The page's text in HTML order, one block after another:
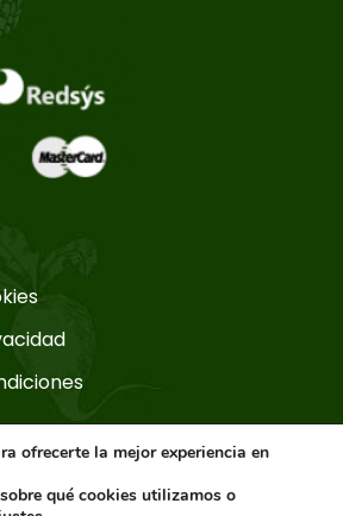
La Huerta de Aranjuez.
ofrecerte la mejor experiencia en
qué cookies utilizamos o